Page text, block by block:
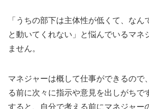
「うちの部下は主体性が低くて、なん
と動いてくれない」と悩んでいるマネ
ません。
マネジャーは概して仕事ができるので
る前に次々に指示や意見を出しがちで
すると、自分で考える前にマネジャー